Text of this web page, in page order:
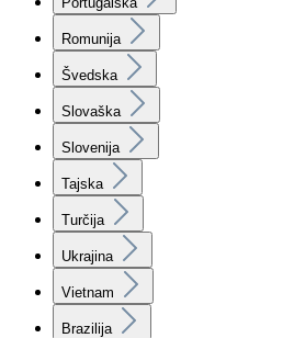
Romunija
Švedska
Slovaška
Slovenija
Tajska
Turčija
Ukrajina
Vietnam
Brazilija